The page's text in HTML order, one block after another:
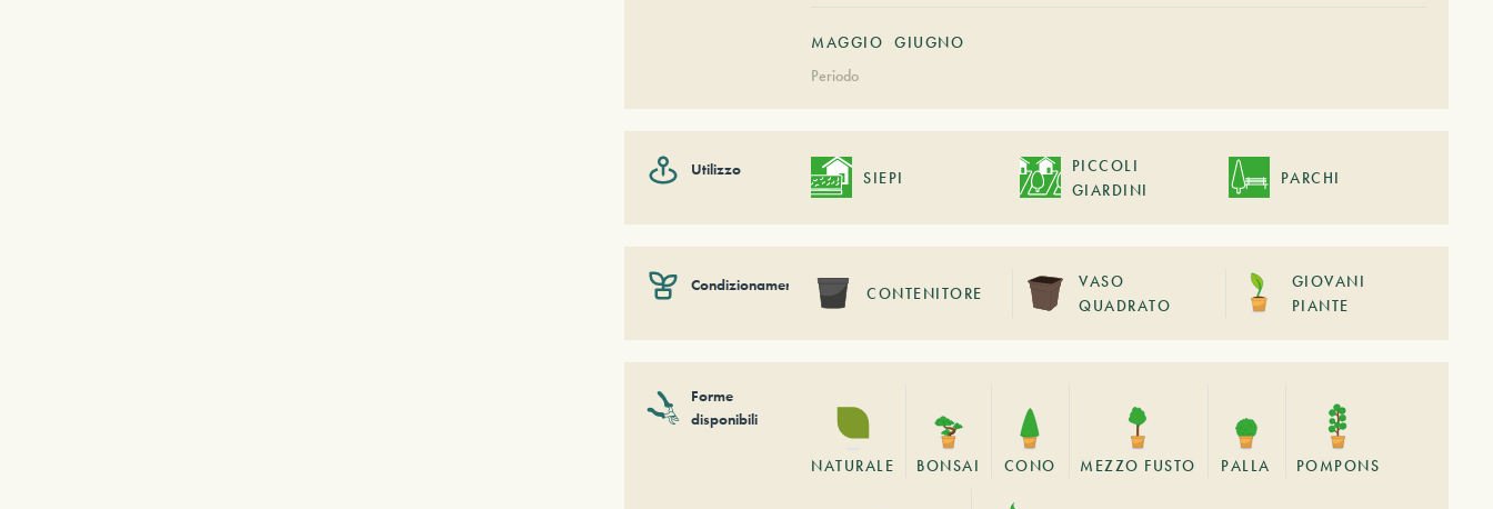
MAGGIO
GIUGNO
Periodo
Utilizzo SIEPI
PICCOLI
GIARDINI
PARCHI
Condizionamento CONTENITORE
VASO
QUADRATO
GIOVANI
PIANTE
Forme
disponibili
NATURALE BONSAI CONO MEZZO FUSTO PALLA POMPONS